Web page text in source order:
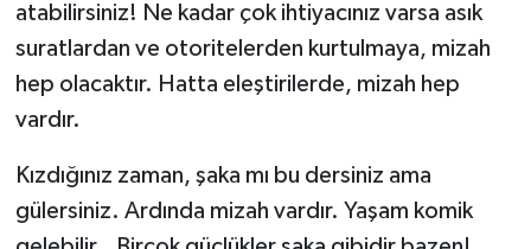
atabilirsiniz! Ne kadar çok ihtiyacınız varsa asık
suratlardan ve otoritelerden kurtulmaya, mizah
hep olacaktır. Hatta eleştirilerde, mizah hep
vardır.
Kızdığınız zaman, şaka mı bu dersiniz ama
gülersiniz. Ardında mizah vardır. Yaşam komik